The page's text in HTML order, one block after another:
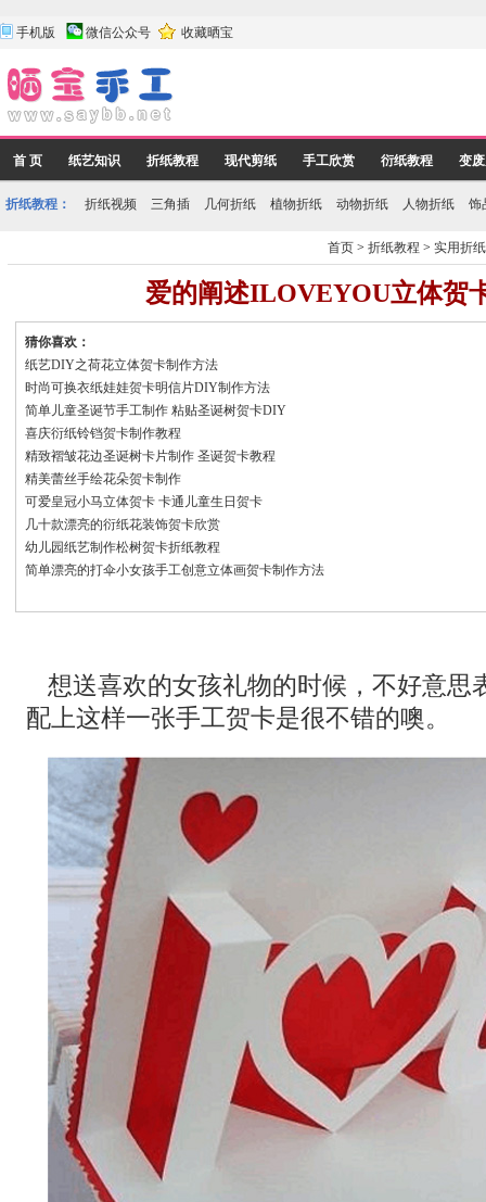
手机版 微信公众号 收藏晒宝
首 页 纸艺知识 折纸教程 现代剪纸 手工欣赏 衍纸教程 变
折纸教程： 折纸视频 三角插 几何折纸 植物折纸 动物折纸 人物折纸 饰
首页 >折纸教程 >实用折纸
爱的阐述ILOVEYOU立体贺
猜你喜欢：
纸艺DIY之荷花立体贺卡制作方法
时尚可换衣纸娃娃贺卡明信片DIY制作方法
简单儿童圣诞节手工制作 粘贴圣诞树贺卡DIY
喜庆衍纸铃铛贺卡制作教程
精致褶皱花边圣诞树卡片制作 圣诞贺卡教程
精美蕾丝手绘花朵贺卡制作
可爱皇冠小马立体贺卡 卡通儿童生日贺卡
几十款漂亮的衍纸花装饰贺卡欣赏
幼儿园纸艺制作松树贺卡折纸教程
简单漂亮的打伞小女孩手工创意立体画贺卡制作方法
想送喜欢的女孩礼物的时候，不好意思
配上这样一张手工贺卡是很不错的噢。